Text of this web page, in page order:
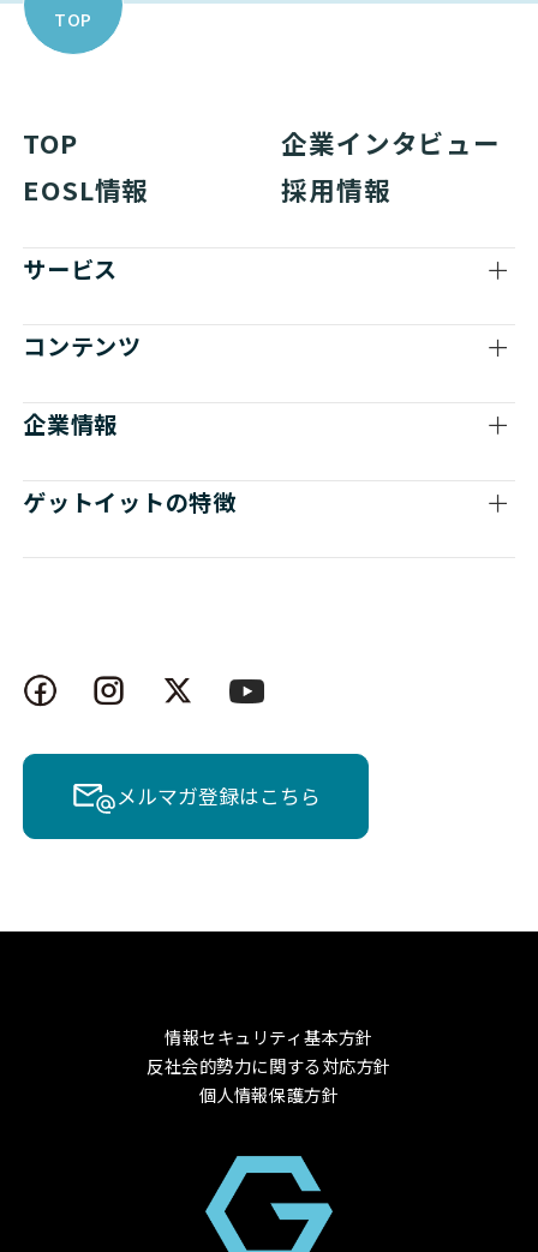
TOP
TOP
企業インタビュー
EOSL情報
採用情報
サービス
コンテンツ
企業情報
ゲットイットの特徴
メルマガ登録はこちら
情報セキュリティ基本方針
反社会的勢力に関する対応方針
個人情報保護方針